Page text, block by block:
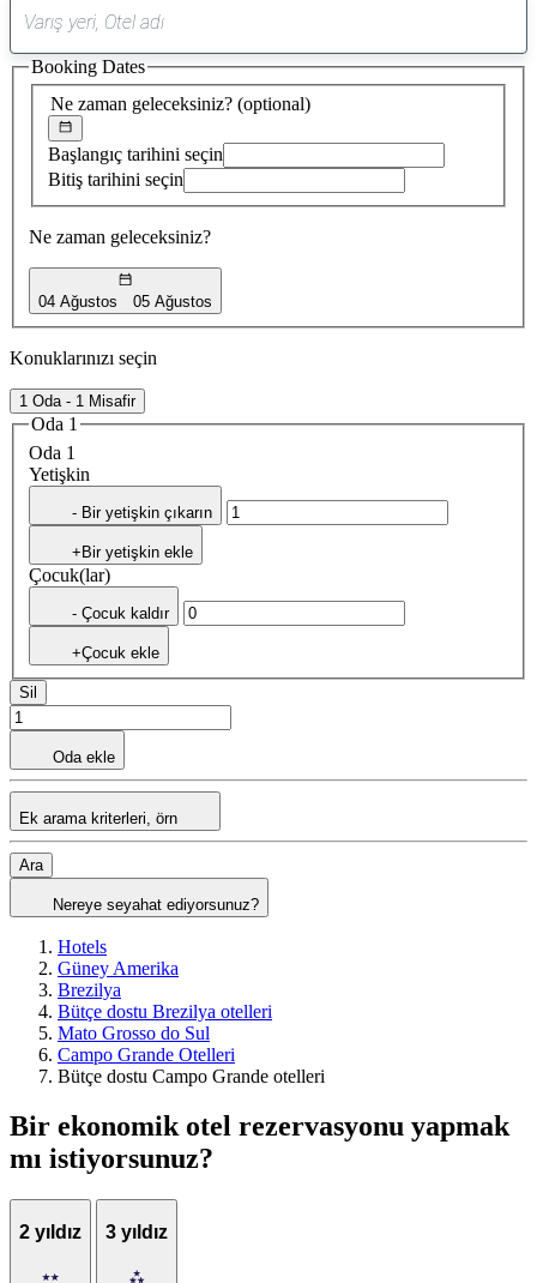
öneri
bulundu
Ne zaman geleceksiniz? (optional)
Başlangıç tarihini seçin
Bitiş tarihini seçin
Ne zaman geleceksiniz?
04 Ağustos 05 Ağustos
Booking Dates
Konuklarınızı seçin
1 Oda - 1 Misafir
Oda 1
Oda 1
Yetişkin
- Bir yetişkin çıkarın
+Bir yetişkin ekle
Çocuk(lar)
- Çocuk kaldır
+Çocuk ekle
Sil
Oda ekle
Ek arama kriterleri, örn
Ara
Nereye seyahat ediyorsunuz?
Hotels
Güney Amerika
Brezilya
Bütçe dostu Brezilya otelleri
Mato Grosso do Sul
Campo Grande Otelleri
Bütçe dostu Campo Grande otelleri
Bir ekonomik otel rezervasyonu yapmak
mı istiyorsunuz?
2 yıldız 3 yıldız